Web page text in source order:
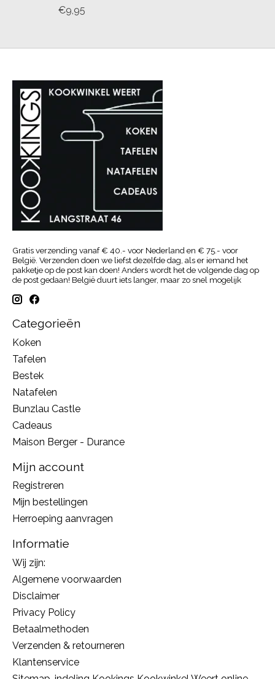
€9,95
Gratis verzending vanaf € 40.- voor Nederland en € 75.- voor
België. Verzenden doen we liefst dezelfde dag, als er iemand het
pakketje op de post kan doen! Anders wordt het de volgende dag op
de post gedaan! België duurt iets langer, maar zo snel mogelijk
Categorieën
Koken
Tafelen
Bestek
Natafelen
Bunzlau Castle
Cadeaus
Maison Berger - Durance
Mijn account
Registreren
Mijn bestellingen
Herroeping aanvragen
Informatie
Wij zijn:
Algemene voorwaarden
Disclaimer
Privacy Policy
Betaalmethoden
Verzenden & retourneren
Klantenservice